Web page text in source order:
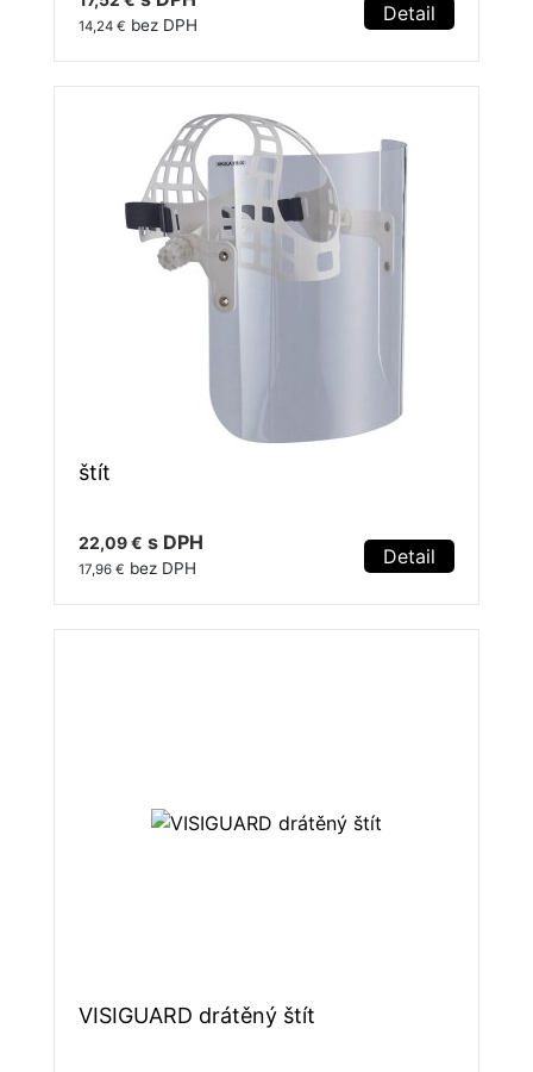
14,24 € bez DPH Detail
štít
22,09 € s DPH
17,96 € bez DPH Detail
VISIGUARD drátěný štít